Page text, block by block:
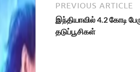
PREVIOUS ARTICLE
இந்தியாவில் 4.2 கோடி
தடுப்பூசிகள்